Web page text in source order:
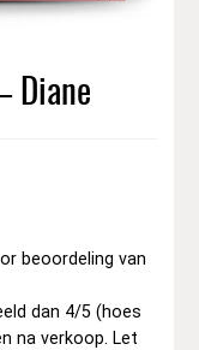
Diane
beoordeling van
dan 4/5 (hoes
na verkoop. Let